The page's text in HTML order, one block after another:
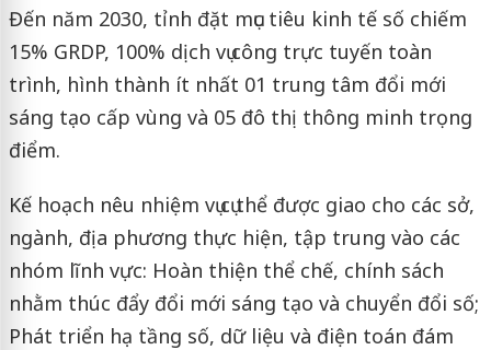
Đến năm 2030, tỉnh đặt mục tiêu kinh tế số chiếm
15% GRDP, 100% dịch vụ công trực tuyến toàn
trình, hình thành ít nhất 01 trung tâm đổi mới
sáng tạo cấp vùng và 05 đô thị thông minh trọng
điểm.
Kế hoạch nêu nhiệm vụ cụ thể được giao cho các sở,
ngành, địa phương thực hiện, tập trung vào các
nhóm lĩnh vực: Hoàn thiện thể chế, chính sách
nhằm thúc đẩy đổi mới sáng tạo và chuyển đổi số;
Phát triển hạ tầng số, dữ liệu và điện toán đám